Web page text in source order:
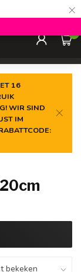
×
0
16
WIR SIND
IM